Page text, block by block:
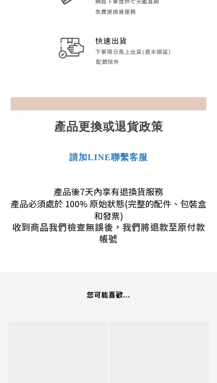
產品更換或退貨政策
請加LINE聯繫客服
產品後7天內享有退換貨服務
產品必須處於 100% 原始狀態(完整的配件、包裝盒
和發票)
收到商品我們檢查無誤後，我們將退款至原付款
帳號
您可能喜歡...